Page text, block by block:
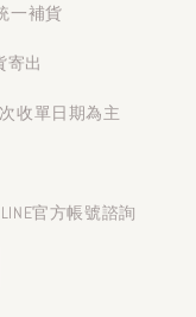
一補貨
寄出
收單日期為主
官方帳號諮詢